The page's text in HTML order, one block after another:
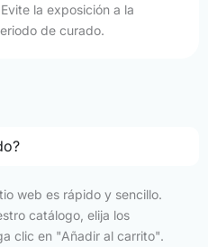
la exposición a la
de curado.
web es rápido y sencillo.
catálogo, elija los
clic en "Añadir al carrito".